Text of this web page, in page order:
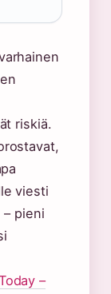
riskiä.
viesti
pieni
–